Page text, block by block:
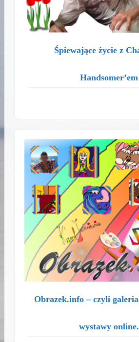
Śpiewające życie z
Handsomer’em
Obrazek.info – czyli
wystawy online.